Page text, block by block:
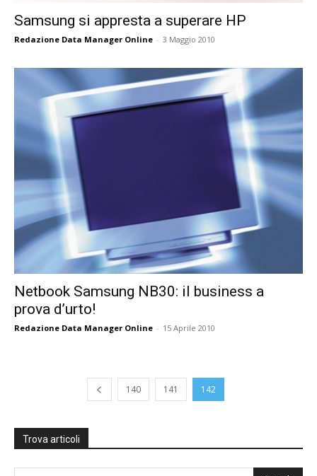
Samsung si appresta a superare HP
Redazione Data Manager Online - 3 Maggio 2010
Netbook Samsung NB30: il business a
prova d’urto!
Redazione Data Manager Online - 15 Aprile 2010
140 141 142
Trova articoli